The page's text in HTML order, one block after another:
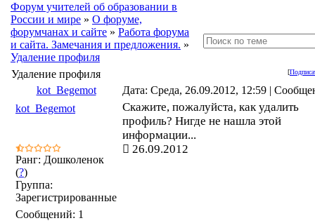
Форум учителей об образовании в
России и мире » О форуме,
форумчанах и сайте » Работа форума
и сайта. Замечания и предложения. »
Удаление профиля
[
Удаление профиля
kot_Begemot
Дата: Среда, 26.09.2012, 12:59 |
kot_Begemot
Ранг: Дошколенок
(?)
Группа:
Зарегистрированные
Сообщений: 1
Скажите, пожалуйста, как удалить
профиль? Нигде не нашла этой
информации...
26.09.2012